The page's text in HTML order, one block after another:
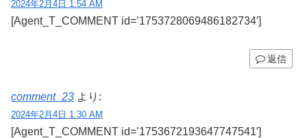
2024年2月4日 1:54 AM
[Agent_T_COMMENT id=’1753728069486182734′]
返信
comment_23 より:
2024年2月4日 1:30 AM
[Agent_T_COMMENT id=’1753672193647747541′]